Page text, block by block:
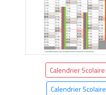
Calendrier Scolaire
Calendrier Scolaire